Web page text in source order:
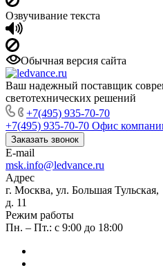
Озвучивание текста
Обычная версия сайта
Ваш надежный поставщик
светотехнических решений
+7(495) 935-70-70
+7(495) 935-70-70 Офис
Заказать звонок
E-mail
msk.info@ledvance.ru
Адрес
г. Москва, ул. Большая Тульская,
д. 11
Режим работы
Пн. – Пт.: с 9:00 до 18:00